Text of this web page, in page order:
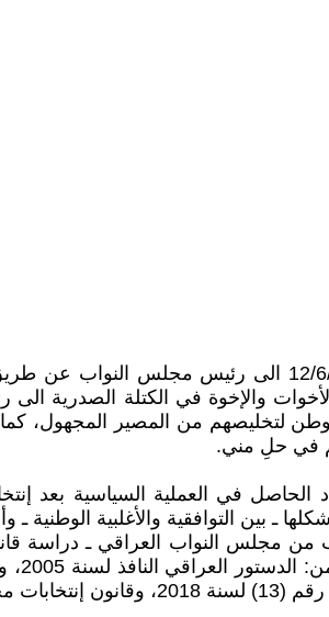
فور إعلان نواب التيار الصدري عن تقديم
والإخوة في الكتلة الصدرية
لتخليصهم من المصير المجهول،
في حلِ مني.
ـ بين التوافقية والأغلبية الوطنية ـ
من مجلس النواب العراقي ـ دراسة